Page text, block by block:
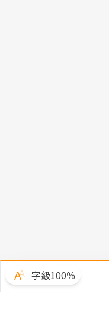
字級100％